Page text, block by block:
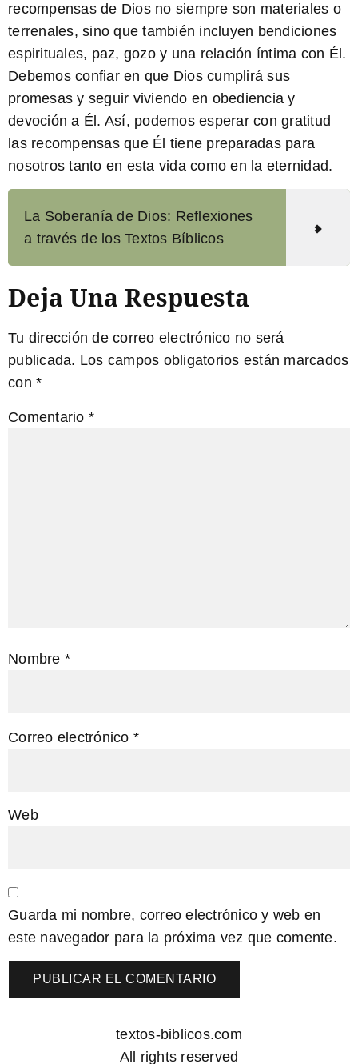
recompensas de Dios no siempre son materiales o
terrenales, sino que también incluyen bendiciones
espirituales, paz, gozo y una relación íntima con Él.
Debemos confiar en que Dios cumplirá sus
promesas y seguir viviendo en obediencia y
devoción a Él. Así, podemos esperar con gratitud
las recompensas que Él tiene preparadas para
nosotros tanto en esta vida como en la eternidad.
La Soberanía de Dios: Reflexiones
a través de los Textos Bíblicos
Deja Una Respuesta
Tu dirección de correo electrónico no será
publicada. Los campos obligatorios están marcados
con *
Comentario *
Nombre *
Correo electrónico *
Web
Guarda mi nombre, correo electrónico y web en
este navegador para la próxima vez que comente.
textos-biblicos.com
All rights reserved